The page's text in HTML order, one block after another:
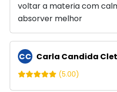
voltar a materia com
absorver melhor
CC Carla Candida
(5.00)